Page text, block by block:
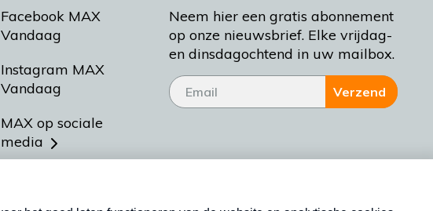
Facebook MAX
Vandaag
Instagram MAX
Vandaag
MAX op sociale
media
Neem hier een gratis abonnement
op onze nieuwsbrief. Elke vrijdag-
en dinsdagochtend in uw mailbox.
Verzend